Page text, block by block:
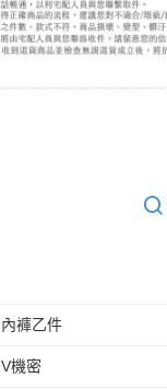
內褲乙件
V機密